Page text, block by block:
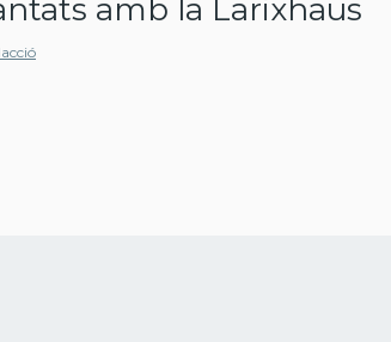
amb la Larixhaus